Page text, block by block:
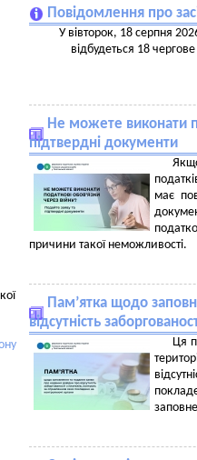
Повідомлення про
У вівторок, 18 серпня
відбудеться 18
Не можете виконати
підтвердні документи
має
причини такої неможливості.
Пам’ятка щодо
відсутність
Ця